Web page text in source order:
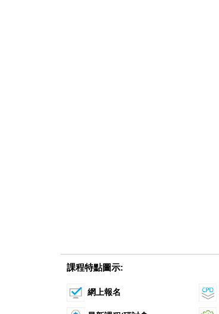
課程特點圖示:
網上報名